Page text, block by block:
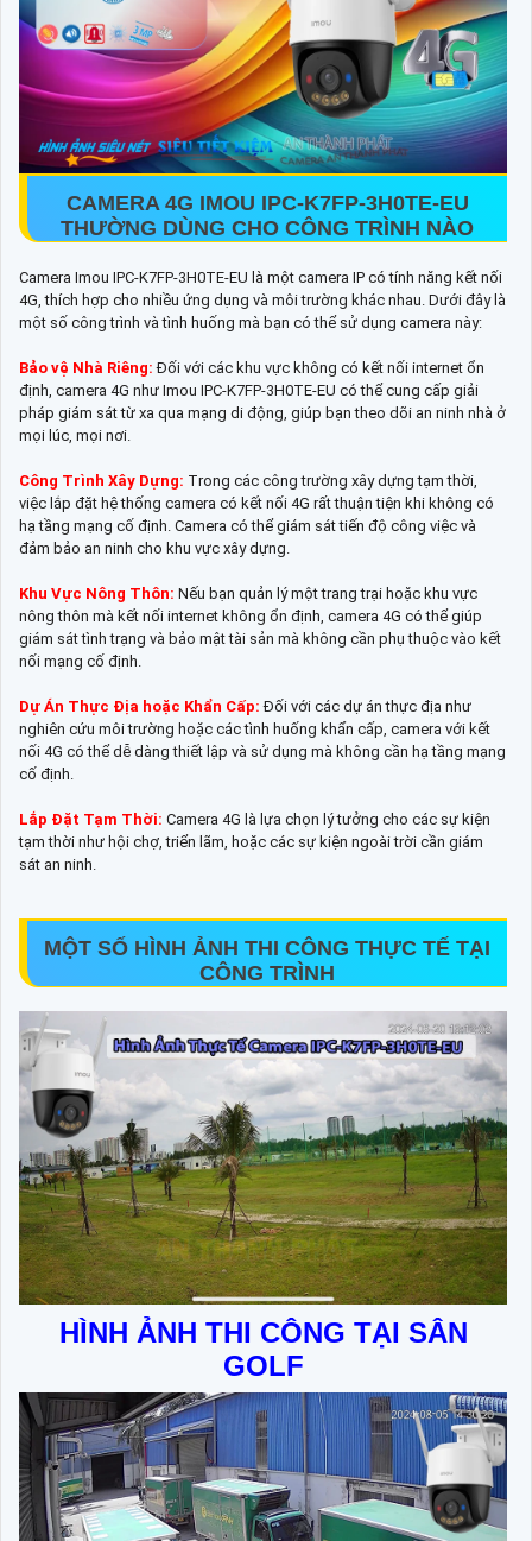
CAMERA 4G IMOU IPC-K7FP-3H0TE-EU
THƯỜNG DÙNG CHO CÔNG TRÌNH NÀO
Camera Imou IPC-K7FP-3H0TE-EU là một camera IP có tính năng kết nối
4G, thích hợp cho nhiều ứng dụng và môi trường khác nhau. Dưới đây là
một số công trình và tình huống mà bạn có thể sử dụng camera này:
Bảo vệ Nhà Riêng: Đối với các khu vực không có kết nối internet ổn
định, camera 4G như Imou IPC-K7FP-3H0TE-EU có thể cung cấp giải
pháp giám sát từ xa qua mạng di động, giúp bạn theo dõi an ninh nhà ở
mọi lúc, mọi nơi.
Công Trình Xây Dựng: Trong các công trường xây dựng tạm thời,
việc lắp đặt hệ thống camera có kết nối 4G rất thuận tiện khi không có
hạ tầng mạng cố định. Camera có thể giám sát tiến độ công việc và
đảm bảo an ninh cho khu vực xây dựng.
Khu Vực Nông Thôn: Nếu bạn quản lý một trang trại hoặc khu vực
nông thôn mà kết nối internet không ổn định, camera 4G có thể giúp
giám sát tình trạng và bảo mật tài sản mà không cần phụ thuộc vào kết
nối mạng cố định.
Dự Án Thực Địa hoặc Khẩn Cấp: Đối với các dự án thực địa như
nghiên cứu môi trường hoặc các tình huống khẩn cấp, camera với kết
nối 4G có thể dễ dàng thiết lập và sử dụng mà không cần hạ tầng mạng
cố định.
Lắp Đặt Tạm Thời: Camera 4G là lựa chọn lý tưởng cho các sự kiện
tạm thời như hội chợ, triển lãm, hoặc các sự kiện ngoài trời cần giám
sát an ninh.
MỘT SỐ HÌNH ẢNH THI CÔNG THỰC TẾ TẠI
CÔNG TRÌNH
HÌNH ẢNH THI CÔNG TẠI SÂN
GOLF